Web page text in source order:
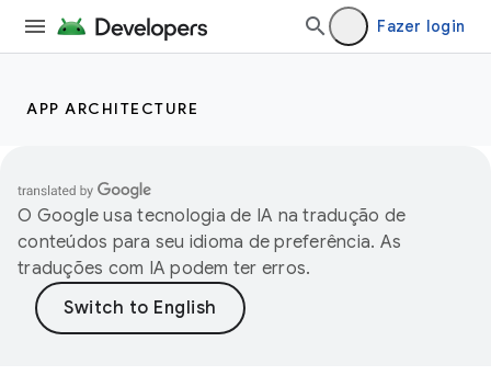
Fazer login
APP ARCHITECTURE
O Google usa tecnologia de IA na tradução de
conteúdos para seu idioma de preferência. As
traduções com IA podem ter erros.